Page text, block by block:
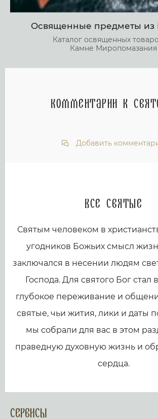
Освященные предметы из
Каталог освященных
Камне Миропомазания
Комментарии к
Добавить
Все святые
Святым человеком в
угодников Божьих смысл
заключался в несении людям
Господа. Для святого Бог стал
глубокое переживание и
святые, чьи жития, лики и даты
мы собрали для вас в этом
праведную духовную жизнь и
сердца.
Сервисы